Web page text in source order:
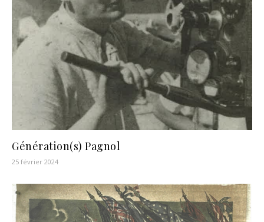
Génération(s) Pagnol
25 février 2024